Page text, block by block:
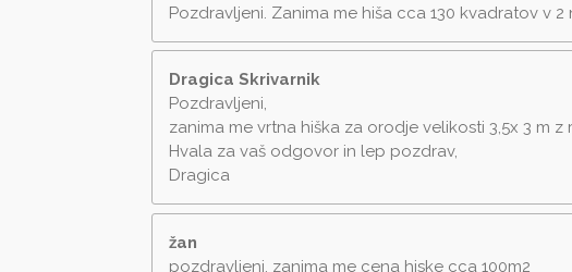
Pozdravljeni. Zanima me hiša cca 130 kvadratov v
Dragica Skrivarnik
Pozdravljeni,
zanima me vrtna hiška za orodje velikosti 3,5x 3 m z
Hvala za vaš odgovor in lep pozdrav,
Dragica
žan
pozdravljeni, zanima me cena hiske cca 100m2